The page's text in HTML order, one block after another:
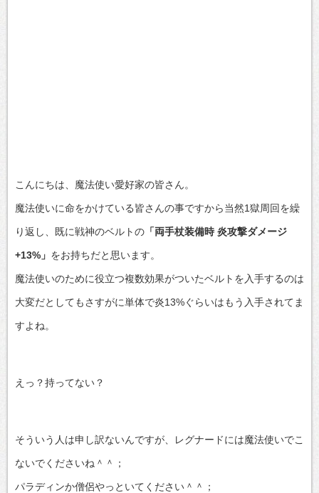
こんにちは、魔法使い愛好家の皆さん。
魔法使いに命をかけている皆さんの事ですから当然1獄周回を繰
り返し、既に戦神のベルトの 「両手杖装備時 炎攻撃ダメージ
+13%」 をお持ちだと思います。
魔法使いのために役立つ複数効果がついたベルトを入手するのは
大変だとしてもさすがに単体で炎13%ぐらいはもう入手されてま
すよね。
えっ？持ってない？
そういう人は申し訳ないんですが、レグナードには魔法使いでこ
ないでくださいね＾＾；
パラディンか僧侶やっといてください＾＾；